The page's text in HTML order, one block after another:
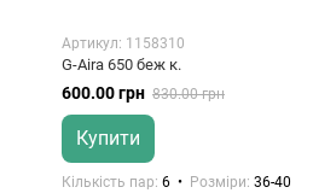
Артикул: 1158310
G-Aira 650 беж к.
600.00 грн 830.00 грн
Купити
Кількість пар 6 Розміри 36-40